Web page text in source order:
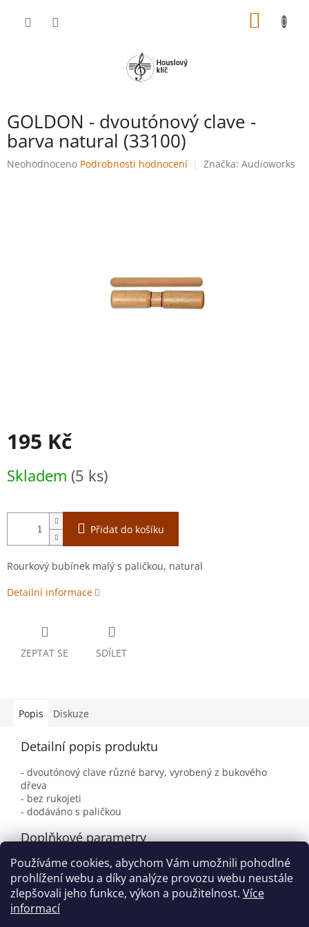
Používáme cookies, abychom Vám umožnili pohodlné
prohlížení webu a díky analýze provozu webu neustále
zlepšovali jeho funkce, výkon a použitelnost. Více
informací
GOLDON - dvoutónový clave -
barva natural (33100)
Průměrné
Neohodnoceno Podrobnosti hodnocení Značka: Audioworks
195 Kč
cena:
Skladem (5 ks)
Přidat do košíku
Rourkový bubínek malý s paličkou, natural
Detailní informace
ZEPTAT SE SDÍLET
Popis Diskuze
Detailní popis produktu
- dvoutónový clave různé barvy, vyrobený z bukového
dřeva
- bez rukojeti
- dodáváno s paličkou
Doplňkové parametry
Kategorie: Rourkové bubínky
EAN: 4103160331000